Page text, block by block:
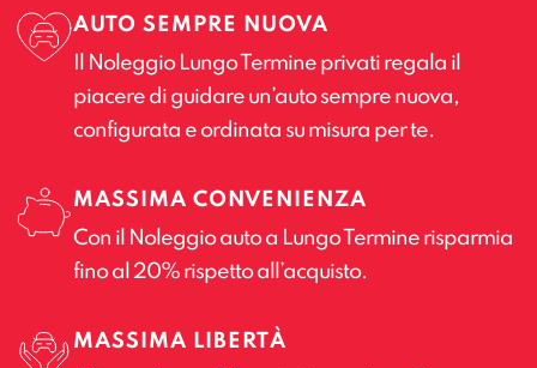
AUTO SEMPRE NUOVA
Il Noleggio Lungo Termine privati regala il
piacere di guidare un’auto sempre nuova,
configurata e ordinata su misura per te.
MASSIMA CONVENIENZA
Con il Noleggio auto a Lungo Termine risparmia
fino al 20% rispetto all’acquisto.
MASSIMA LIBERTÀ